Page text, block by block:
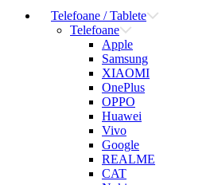
Telefoane / Tablete
Telefoane
Apple
Samsung
XIAOMI
OnePlus
OPPO
Huawei
Vivo
Google
REALME
CAT